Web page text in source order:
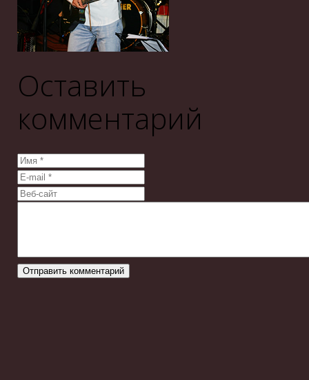
Оставить
комментарий
Отправить комментарий